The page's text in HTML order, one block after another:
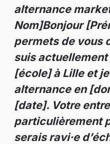
alternance
Nom]Bonjour
permets de vous
suis actuellement
[école] à Lille et
alternance en
[date]. Votre
particulièrement
serais ravi·e